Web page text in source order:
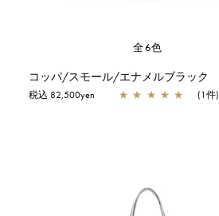
全6色
コッパ/スモール/エナメルブラック
税込 82,500yen ★ ★ ★ ★ ★ (1件)